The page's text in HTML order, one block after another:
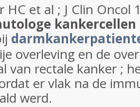
HC et al ; J Clin Oncol
overleving en de
van rectale kanker ;
er vlak na de
werd.